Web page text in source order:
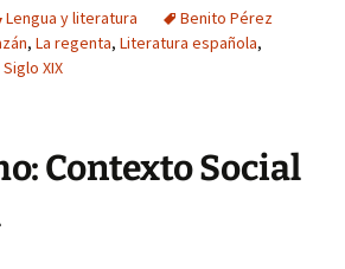
Lengua y literatura
Benito Pérez
, La regenta, Literatura española,
Siglo XIX
Contexto Social